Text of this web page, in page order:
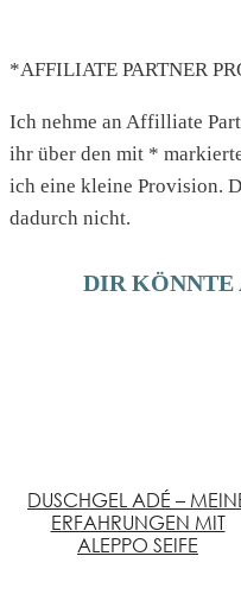
*AFFILIATE PARTNER
Ich nehme an Affilliate
ihr über den mit *
ich eine kleine Provision.
dadurch nicht.
DIR KÖNNTE
DUSCHGEL ADÉ –
ERFAHRUNGEN MIT
ALEPPO SEIFE